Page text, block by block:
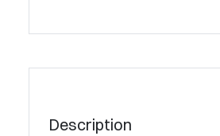
Description